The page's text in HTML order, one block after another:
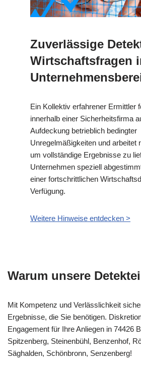
Zuverlässige
Wirtschaftsfragen
Ein Kollektiv erfahrener Ermittler
innerhalb einer Sicherheitsfirma
Aufdeckung betrieblich bedingter
Unregelmäßigkeiten und arbeitet
um vollständige Ergebnisse zu
Unternehmen speziell
einer fortschrittlichen
Verfügung.
Weitere Hinweise entdecken >
Warum unsere
Mit Kompetenz und Verlässlichkeit
Ergebnisse, die Sie benötigen.
Engagement für Ihre Anliegen in 74426
Spitzenberg, Steinenbühl, Benzenhof,
Säghalden, Schönbronn, Senzenberg!